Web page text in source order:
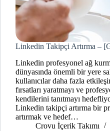
Linkedin Takipçi Artırma –
Linkedin profesyonel ağ
dünyasında önemli bir yere
kullanıcılar daha fazla
fırsatları yaratmayı ve
kendilerini tanıtmayı
Linkedin takipçi artırma bir
artırmak ve hedef…
Crovu İçerik Takımı